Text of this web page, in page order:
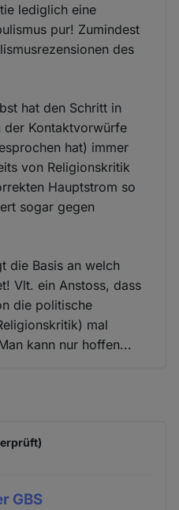
lediglich eine
pur! Zumindest
des
hat den Schritt in
der Kontaktvorwürfe
hat) immer
von Religionskritik
Hauptstrom so
sogar gegen
die Basis an welch
Vlt. ein Anstoss, dass
die politische
mal
kann nur hoffen...
GBS